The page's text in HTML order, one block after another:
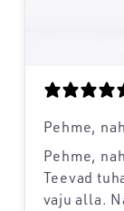
Pehme,
Pehme,
Teevad
vaju alla.